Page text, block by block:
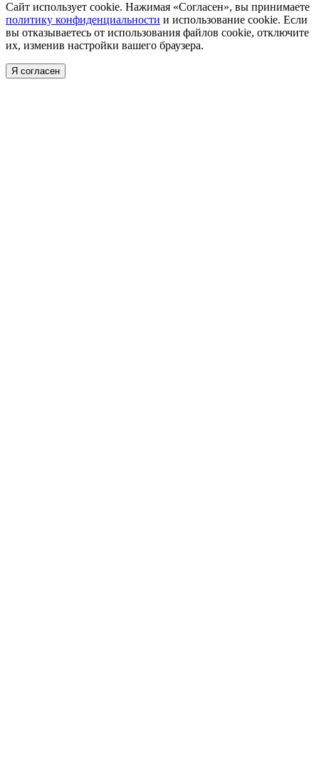
Сайт использует cookie. Нажимая «Согласен», вы принимаете
политику конфиденциальности и использование cookie. Если
вы отказываетесь от использования файлов cookie, отключите
их, изменив настройки вашего браузера.
Я согласен